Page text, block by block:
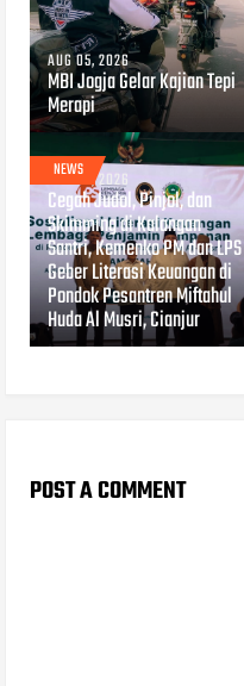
AUG 05, 2026
MBI Jogja Gelar Kajian Tepi
Merapi
NEWS
AUG 04, 2026
Cegah Judol, Pinjol, dan
Skimming di Kalangan
Santri, Kemenko PM dan LPS
Geber Literasi Keuangan di
Pondok Pesantren Miftahul
Huda Al Musri, Cianjur
POST A COMMENT